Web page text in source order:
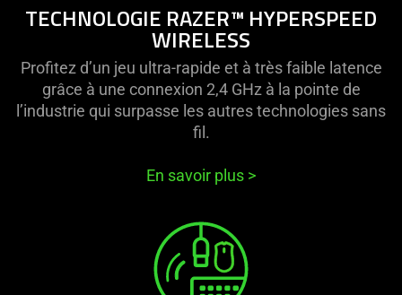
TECHNOLOGIE RAZER™ HYPERSPEED
WIRELESS
Profitez d’un jeu ultra-rapide et à très faible latence
grâce à une connexion 2,4 GHz à la pointe de
l’industrie qui surpasse les autres technologies sans
fil.
En savoir plus >